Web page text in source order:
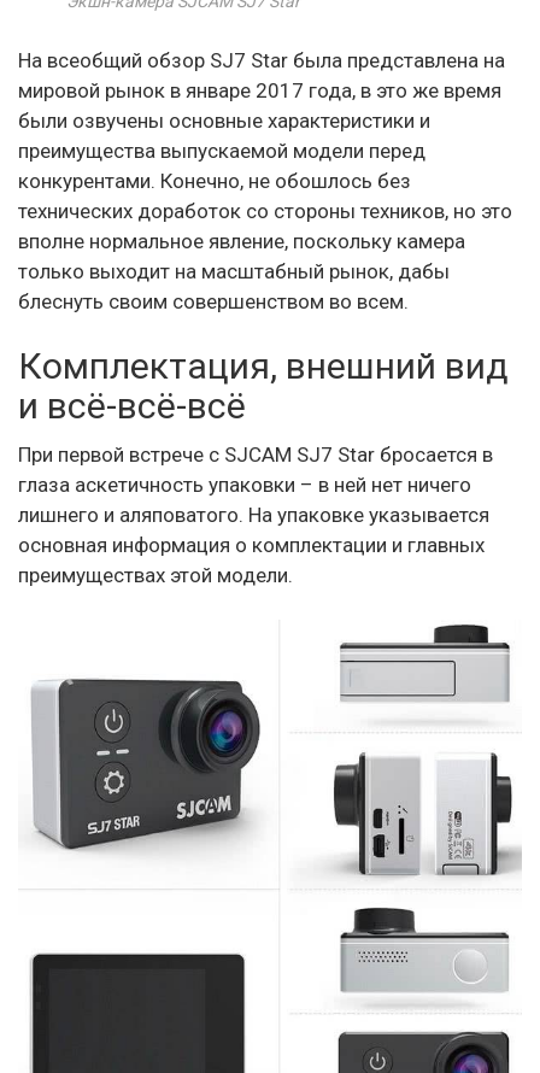
На всеобщий обзор SJ7 Star была представлена на
мировой рынок в январе 2017 года, в это же время
были озвучены основные характеристики и
преимущества выпускаемой модели перед
конкурентами. Конечно, не обошлось без
технических доработок со стороны техников, но это
вполне нормальное явление, поскольку камера
только выходит на масштабный рынок, дабы
блеснуть своим совершенством во всем.
Комплектация, внешний вид
и всё-всё-всё
При первой встрече с SJCAM SJ7 Star бросается в
глаза аскетичность упаковки – в ней нет ничего
лишнего и аляповатого. На упаковке указывается
основная информация о комплектации и главных
преимуществах этой модели.